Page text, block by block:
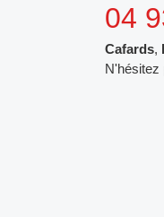
04
Cafards,
N'hésitez